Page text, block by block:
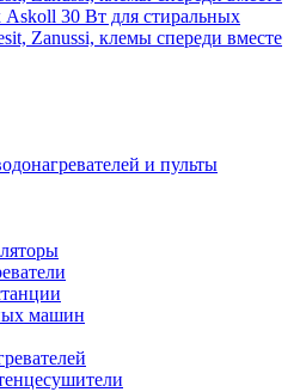
30 Вт для стиральных
Zanussi, клемы спереди вместе
и пульты
машин